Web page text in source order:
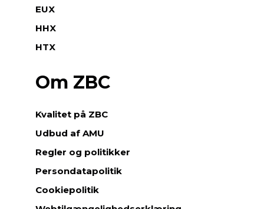
u
d
a
e
s
r
o
k
u
EUX
HHX
HTX
Om ZBC
Kvalitet på ZBC
Udbud af AMU
Regler og politikker
Persondatapolitik
Cookiepolitik